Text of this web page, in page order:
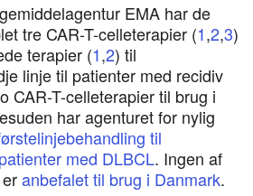
EMA har de
tre CAR-T-celleterapier (1,2,3)
terapier (1,2) til
linje til patienter med recidiv
CAR-T-celleterapier til brug i
har agenturet for nylig
til
med DLBCL. Ingen af
anbefalet til brug i Danmark.